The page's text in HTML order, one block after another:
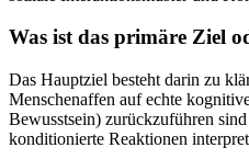
Was ist das primäre Ziel
Das Hauptziel besteht darin zu
Menschenaffen auf echte
Bewusstsein) zurückzuführen
konditionierte Reaktionen